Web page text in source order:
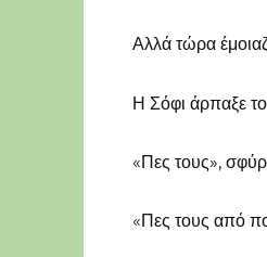
Αλλά τώρα
Η Σόφι άρπαξε
«Πες τους»,
«Πες τους από